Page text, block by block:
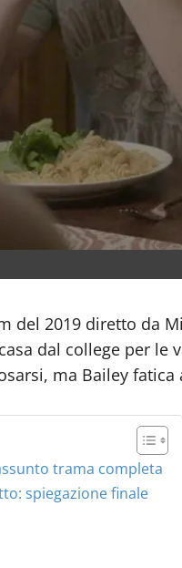
del 2019 diretto da
dal college per
ma Bailey
trama completa
spiegazione finale